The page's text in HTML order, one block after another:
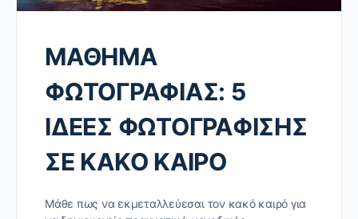
ΜΑΘΗΜΑ
ΦΩΤΟΓΡΑΦΙΑΣ: 5
ΙΔΕΕΣ ΦΩΤΟΓΡΑΦΙΣΗΣ
ΣΕ ΚΑΚΟ ΚΑΙΡΟ
Μάθε πως να εκμεταλλεύεσαι τον κακό καιρό για